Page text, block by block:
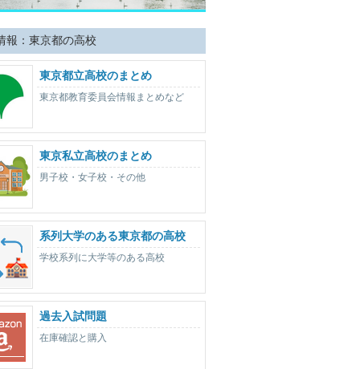
報：東京都の高校
東京都立高校のまとめ
東京都教育委員会情報まとめなど
東京私立高校のまとめ
男子校・女子校・その他
系列大学のある東京都の高校
学校系列に大学等のある高校
過去入試問題
在庫確認と購入